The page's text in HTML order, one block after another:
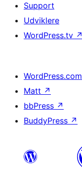
Support
Udviklere
WordPress.tv ↗
WordPress.com
Matt ↗
bbPress ↗
BuddyPress ↗